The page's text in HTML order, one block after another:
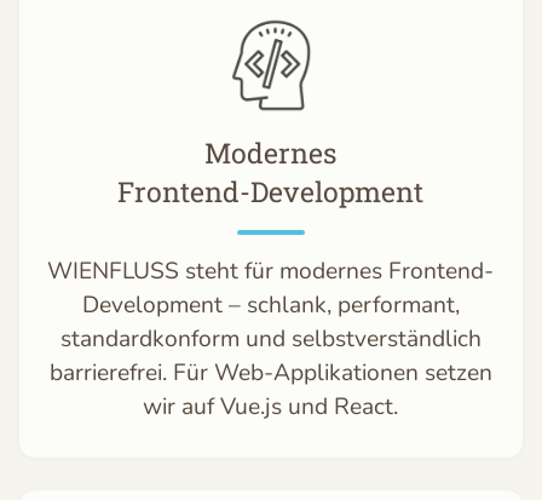
Modernes
Frontend-Development
WIENFLUSS steht für modernes Frontend-
Development – schlank, performant,
standardkonform und selbstverständlich
barrierefrei. Für Web-Applikationen setzen
wir auf Vue.js und React.